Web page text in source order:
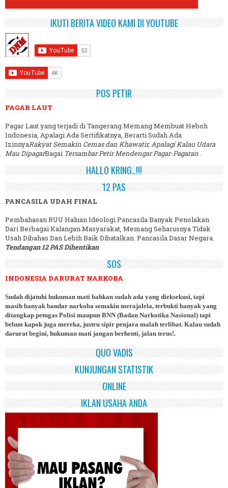
IKUTI BERITA VIDEO KAMI DI YOUTUBE
POS PETIR
PAGAR LAUT
Pagar Laut yang terjadi di Tangerang Memang Membuat Heboh
Indonesia, Apalagi Ada Sertifikatnya, Berarti Sudah Ada
IzinnyaRakyat Semakin Cemas dan Khawatir, Apalagi Kalau Udara
Mau DipagarBagai Tersambar Petir Mendengar Pagar-Pagaran.
HALLO KRING..!!!
12 PAS
PANCASILA UDAH FINAL
Pembahasan RUU Haluan Ideologi Pancasila Banyak Penolakan
Dari Berbagai Kalangan Masyarakat, Memang Seharusnya Tidak
Usah Dibahas Dan Lebih Baik Dibatalkan. Pancasila Dasar Negara.
Tendangan 12 PAS Dihentikan
SOS
INDONESIA DARURAT NARKOBA
Sudah dijatuhi hukuman mati bahkan sudah ada yang dieksekusi, tapi
masih banyak bandar narkoba semakin merajalela, terbukti banyak yang
ditangkap petugas Polisi maupun BNN (Badan Narkotika Nasional) tapi
belum kapok juga mereka, justru sipir penjara malah terlibat. Kalau sudah
darurat begini, hukuman mati jangan berhenti, jalan terus!.
QUO VADIS
KUNJUNGAN STATISTIK
ONLINE
IKLAN USAHA ANDA